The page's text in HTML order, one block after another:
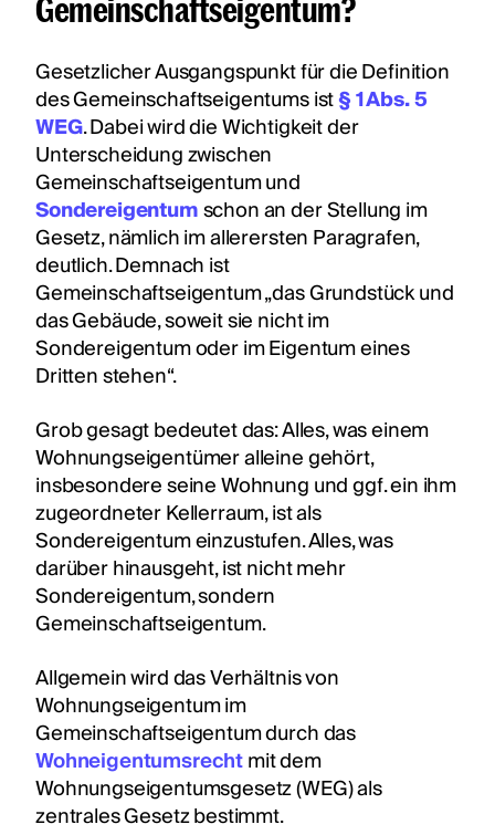
Gesetzlicher Ausgangspunkt für die Definition
des Gemeinschaftseigentums ist§ 1 Abs. 5
WEG. Dabei wird die Wichtigkeit der
Unterscheidung zwischen
Gemeinschaftseigentum und
Sondereigentumschon an der Stellung im
Gesetz, nämlich im allerersten Paragrafen,
deutlich. Demnach ist
Gemeinschaftseigentum „das Grundstück und
das Gebäude, soweit sie nicht im
Sondereigentum oder im Eigentum eines
Dritten stehen“.
Grob gesagt bedeutet das: Alles, was einem
Wohnungseigentümer alleine gehört,
insbesondere seine Wohnung und ggf. ein ihm
zugeordneter Kellerraum, ist als
Sondereigentum einzustufen. Alles, was
darüber hinausgeht, ist nicht mehr
Sondereigentum, sondern
Gemeinschaftseigentum.
Allgemein wird das Verhältnis von
Wohnungseigentum im
Gemeinschaftseigentum durch das
Wohneigentumsrechtmit dem
Wohnungseigentumsgesetz (WEG) als
zentrales Gesetz bestimmt.